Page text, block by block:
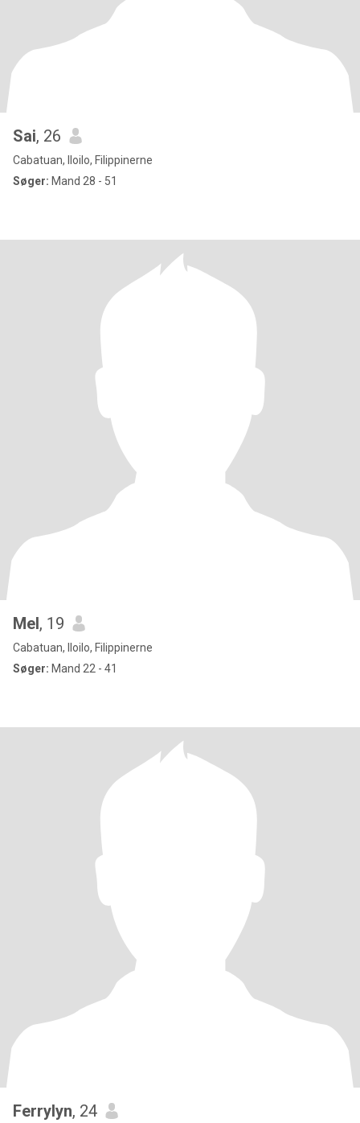
Sai, 26
Cabatuan, Iloilo, Filippinerne
Søger: Mand 28 - 51
Mel, 19
Cabatuan, Iloilo, Filippinerne
Søger: Mand 22 - 41
Ferrylyn, 24